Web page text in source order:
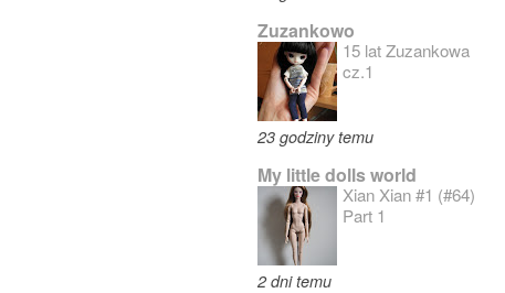
Zuzankowo
15 lat Zuzankowa
cz.1
23 godziny temu
My little dolls world
Xian Xian #1 (#64)
Part 1
2 dni temu